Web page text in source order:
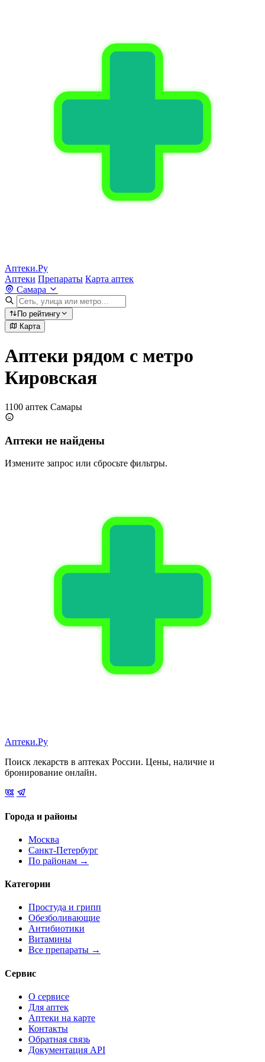
Аптеки.Ру
Аптеки Препараты Карта аптек
Самара
По рейтингу
Карта
Аптеки рядом с метро
Кировская
1100 аптек Самары
Аптеки не найдены
Измените запрос или сбросьте фильтры.
Аптеки.Ру
Поиск лекарств в аптеках России. Цены, наличие и
бронирование онлайн.
Города и районы
Москва
Санкт-Петербург
По районам →
Категории
Простуда и грипп
Обезболивающие
Антибиотики
Витамины
Все препараты →
Сервис
О сервисе
Для аптек
Аптеки на карте
Контакты
Обратная связь
Документация API